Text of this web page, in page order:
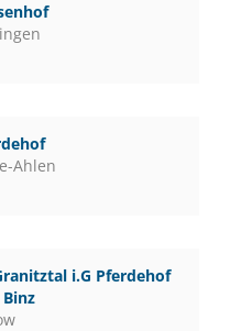
Ahlen
i.G Pferdehof